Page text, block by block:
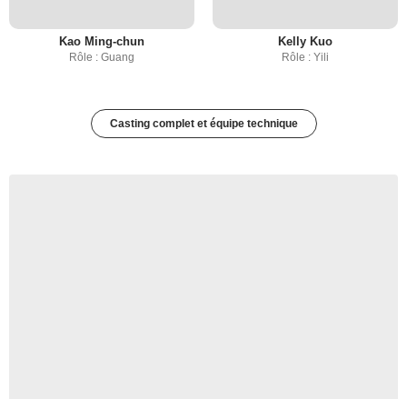
Kao Ming-chun
Rôle : Guang
Kelly Kuo
Rôle : Yili
Casting complet et équipe technique